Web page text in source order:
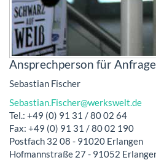
Ansprechperson für
Sebastian Fischer
Sebastian.Fischer@werkswelt.de
Tel.: +49 (0) 91 31 / 80 02 64
Fax: +49 (0) 91 31 / 80 02 190
Postfach 32 08 - 91020 Erlangen
Hofmannstraße 27 - 91052